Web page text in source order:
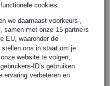
cookies.
we daarnaast voorkeurs-,
samen met onze 15 partners
EU, waaronder de
ons in staat om je
website te volgen,
ID’s gebruiken
ervaring verbeteren en